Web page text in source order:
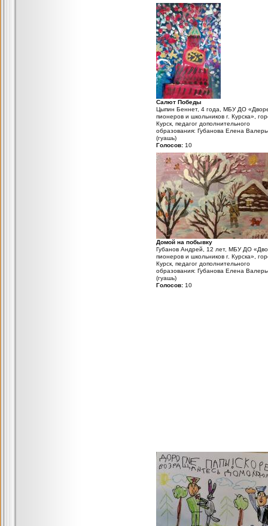
Салют Победы
Цыпин Беннет, 4 года, МБУ ДО
пионеров и школьников г. Курска»,
Курск, педагог дополнительного
образования: Губанова Елена
(гуашь)
Голосов: 10
Домой на побывку
Губанов Андрей, 12 лет, МБУ ДО
пионеров и школьников г. Курска»,
Курск, педагог дополнительного
образования: Губанова Елена
(гуашь)
Голосов: 10